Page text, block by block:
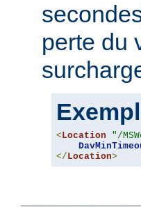
perte du
<Location "/
</Location>